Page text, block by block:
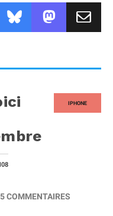
IPHONE
5COMMENTAIRES